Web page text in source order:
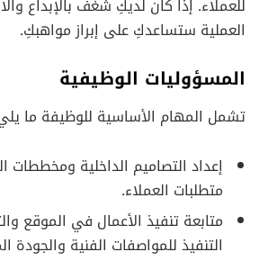
للعملاء. إذا كان لديكِ شغف بالإبداع
العملية ستساعدكِ على إبراز مواهبكِ.
المسؤوليات الوظيفية
تشمل المهام الأساسية للوظيفة ما
إعداد التصاميم الداخلية
متطلبات العملاء.
متابعة تنفيذ الأعمال في الموقع
التنفيذ للمواصفات الفنية والجودة